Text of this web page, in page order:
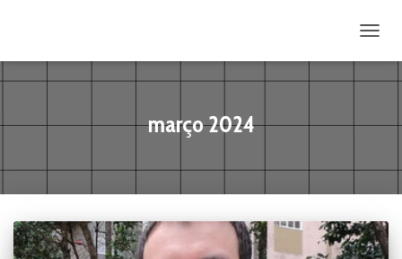
março 2024